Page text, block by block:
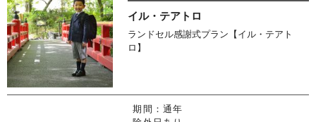
イル・テアトロ
ランドセル感謝式プラン【イル・テアト
ロ】
期間：通年